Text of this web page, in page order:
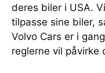
deres biler i USA.
tilpasse sine biler,
Volvo Cars er i
reglerne vil påvirke